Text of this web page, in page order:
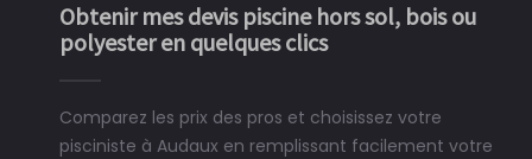
Obtenir mes devis piscine hors sol, bois ou
polyester en quelques clics
Comparez les prix des pros et choisissez votre
pisciniste à Audaux en remplissant facilement votre